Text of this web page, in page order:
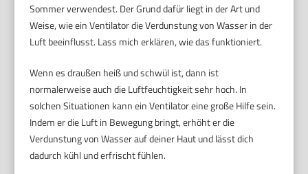
Sommer verwendest. Der Grund dafür liegt in der Art und
Weise, wie ein Ventilator die Verdunstung von Wasser in der
Luft beeinflusst. Lass mich erklären, wie das funktioniert.
Wenn es draußen heiß und schwül ist, dann ist
normalerweise auch die Luftfeuchtigkeit sehr hoch. In
solchen Situationen kann ein Ventilator eine große Hilfe sein.
Indem er die Luft in Bewegung bringt, erhöht er die
Verdunstung von Wasser auf deiner Haut und lässt dich
dadurch kühl und erfrischt fühlen.